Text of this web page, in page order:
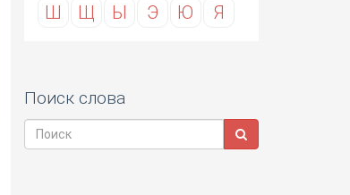
Ш
Щ Ы Э Ю Я
Поиск слова